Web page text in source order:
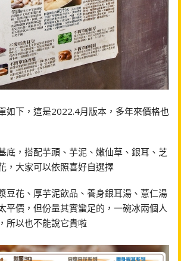
如下，這是2022.4月版本，多年來價格也
底，搭配芋頭、芋泥、嫩仙草、銀耳、芝
，大家可以依照喜好自選擇
豆花、厚芋泥飲品、養身銀耳湯、薏仁湯
平價，但份量其實蠻足的，一碗冰兩個人
所以也不能說它貴啦